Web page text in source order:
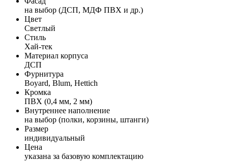
на выбор (ДСП, МДФ ПВХ и др.)
Цвет
Светлый
Стиль
Хай-тек
Материал корпуса
ДСП
Фурнитура
Boyard, Blum, Hettich
Кромка
ПВХ (0,4 мм, 2 мм)
Внутреннее наполнение
на выбор (полки, корзины, штанги)
Размер
индивидуальный
Цена
указана за базовую комплектацию